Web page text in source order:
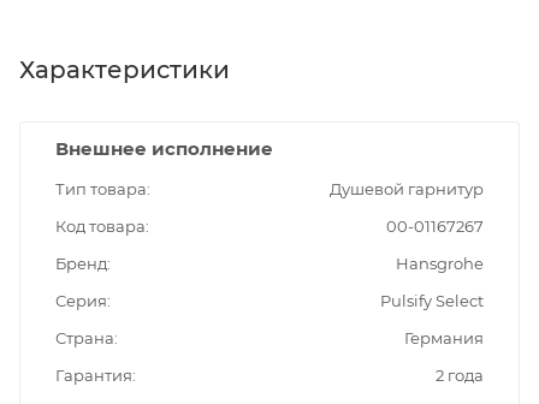
Характеристики
Внешнее исполнение
Тип товара
Душевой гарнитур
Код товара
00-01167267
Бренд
Hansgrohe
Серия
Pulsify Select
Страна
Германия
Гарантия
2 года